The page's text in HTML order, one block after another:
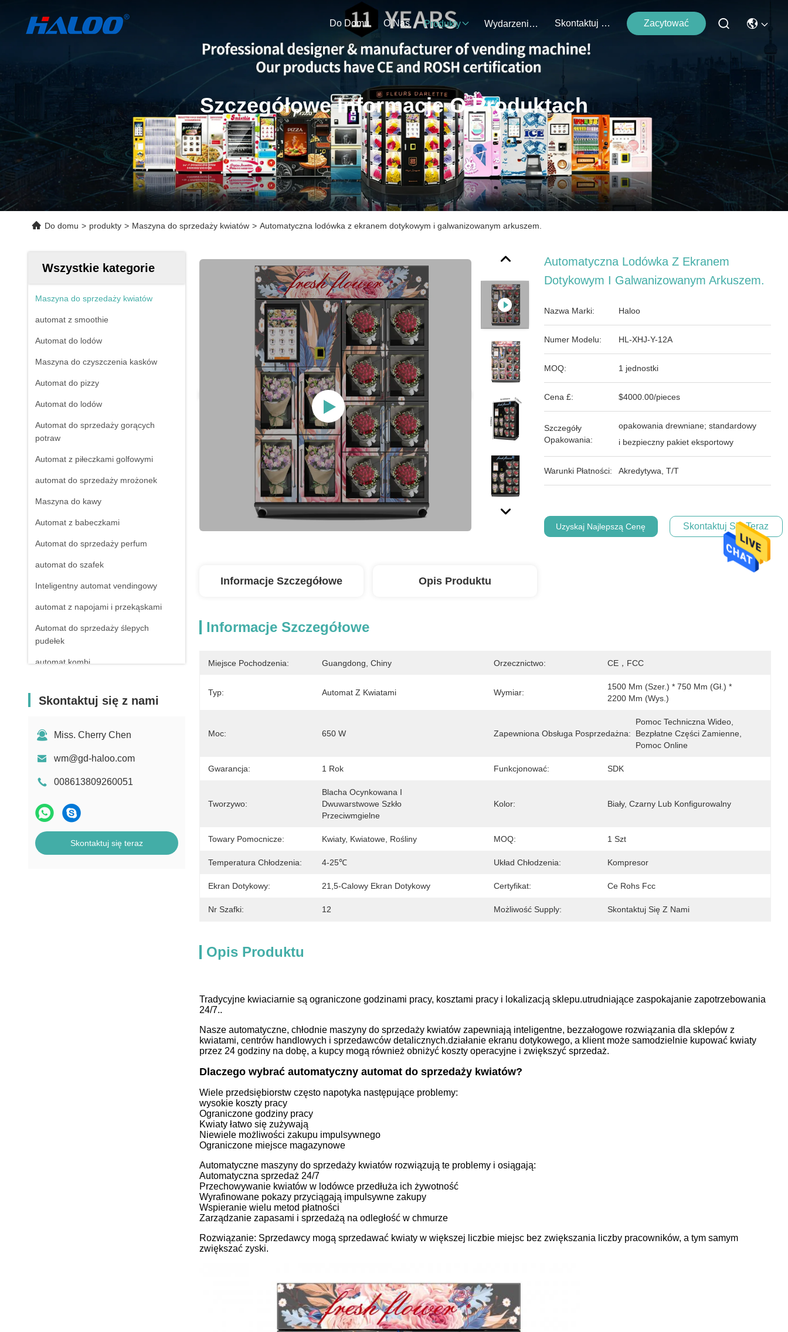
Do Domu O Nas Produkty Wydarzenia Skontaktuj Się Z Nami Zacytować
Szczegółowe Informacje O Produktach
Do domu > produkty > Maszyna do sprzedaży kwiatów > Automatyczna lodówka z ekranem dotykowym i galwanizowanym arkuszem.
Wszystkie kategorie
Maszyna do sprzedaży kwiatów
automat z smoothie
Automat do lodów
Maszyna do czyszczenia kasków
Automat do pizzy
Automat do lodów
Automat do sprzedaży gorących
potraw
Automat z piłeczkami golfowymi
automat do sprzedaży mrożonek
Maszyna do kawy
Automat z babeczkami
Automat do sprzedaży perfum
automat do szafek
Inteligentny automat vendingowy
automat z napojami i przekąskami
Automat do sprzedaży ślepych
pudełek
automat kombi
automat apteczny
płynie
Mini automat vendingowy
Automat do sprzedaży zabawek
Maszyna do sprzedaży paznokci
Skontaktuj się z nami
Miss. Cherry Chen
wm@gd-haloo.com
008613809260051
Skontaktuj się teraz
Automatyczna Lodówka Z Ekranem
Dotykowym I Galwanizowanym Arkuszem.
Nazwa Marki: Haloo
Numer Modelu: HL-XHJ-Y-12A
MOQ: 1 jednostki
Cena £: $4000.00/pieces
Szczegóły
Opakowania:
opakowania drewniane; standardowy
i bezpieczny pakiet eksportowy
Warunki Płatności: Akredytywa, T/T
Uzyskaj Najlepszą Cenę Skontaktuj Się Teraz
Informacje Szczegółowe Opis Produktu
Informacje Szczegółowe
Miejsce Pochodzenia: Guangdong, Chiny Orzecznictwo: CE，FCC
Typ: Automat Z Kwiatami Wymiar:
1500 Mm (szer.) * 750 Mm (gł.) *
2200 Mm (wys.)
Moc: 650 W Zapewniona Obsługa Posprzedażna:
Pomoc Techniczna Wideo,
Bezpłatne Części Zamienne,
Pomoc Online
Gwarancja: 1 Rok Funkcjonować: SDK
Tworzywo:
Blacha Ocynkowana I
Dwuwarstwowe Szkło
Przeciwmgielne
Kolor: Biały, Czarny Lub Konfigurowalny
Towary Pomocnicze: Kwiaty, Kwiatowe, Rośliny MOQ: 1 Szt
Temperatura Chłodzenia: 4-25℃ Układ Chłodzenia: Kompresor
Ekran Dotykowy: 21,5-Calowy Ekran Dotykowy Certyfikat: Ce Rohs Fcc
Nr Szafki: 12 Możliwość Supply: Skontaktuj Się Z Nami
Opis Produktu
Tradycyjne kwiaciarnie są ograniczone godzinami pracy, kosztami pracy i lokalizacją sklepu.utrudniające zaspokajanie zapotrzebowania
24/7..
Nasze automatyczne, chłodnie maszyny do sprzedaży kwiatów zapewniają inteligentne, bezzałogowe rozwiązania dla sklepów z
kwiatami, centrów handlowych i sprzedawców detalicznych.działanie ekranu dotykowego, a klient może samodzielnie kupować kwiaty
przez 24 godziny na dobę, a kupcy mogą również obniżyć koszty operacyjne i zwiększyć sprzedaż.
Dlaczego wybrać automatyczny automat do sprzedaży kwiatów?
Wiele przedsiębiorstw często napotyka następujące problemy:
wysokie koszty pracy
Ograniczone godziny pracy
Kwiaty łatwo się zużywają
Niewiele możliwości zakupu impulsywnego
Ograniczone miejsce magazynowe
Automatyczne maszyny do sprzedaży kwiatów rozwiązują te problemy i osiągają:
Automatyczna sprzedaż 24/7
Przechowywanie kwiatów w lodówce przedłuża ich żywotność
Wyrafinowane pokazy przyciągają impulsywne zakupy
Wspieranie wielu metod płatności
Zarządzanie zapasami i sprzedażą na odległość w chmurze
Rozwiązanie: Sprzedawcy mogą sprzedawać kwiaty w większej liczbie miejsc bez zwiększania liczby pracowników, a tym samym
zwiększać zyski.